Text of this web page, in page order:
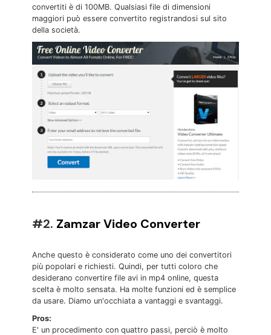
convertiti è di 100MB. Qualsiasi file di dimensioni
maggiori può essere convertito registrandosi sul sito
della società.
#2. Zamzar Video Converter
Anche questo è considerato come uno dei convertitori
più popolari e richiesti. Quindi, per tutti coloro che
desiderano convertire file avi in mp4 online, questa
scelta è molto sensata. Ha molte funzioni ed è semplice
da usare. Diamo un'occhiata a vantaggi e svantaggi.
Pros:
E' un procedimento con quattro passi, perciò è molto